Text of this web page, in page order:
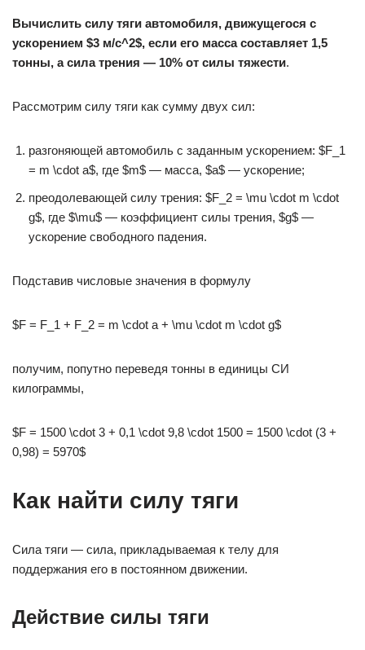
Вычислить силу тяги автомобиля, движущегося с
ускорением $3 м/с^2$, если его масса составляет 1,5
тонны, а сила трения — 10% от силы тяжести.
Рассмотрим силу тяги как сумму двух сил:
разгоняющей автомобиль с заданным ускорением: $F_1
= m \cdot a$, где $m$ — масса, $a$ — ускорение;
преодолевающей силу трения: $F_2 = \mu \cdot m \cdot
g$, где $\mu$ — коэффициент силы трения, $g$ —
ускорение свободного падения.
Подставив числовые значения в формулу
$F = F_1 + F_2 = m \cdot a + \mu \cdot m \cdot g$
получим, попутно переведя тонны в единицы СИ
килограммы,
$F = 1500 \cdot 3 + 0,1 \cdot 9,8 \cdot 1500 = 1500 \cdot (3 +
0,98) = 5970$
Как найти силу тяги
Сила тяги — сила, прикладываемая к телу для
поддержания его в постоянном движении.
Действие силы тяги